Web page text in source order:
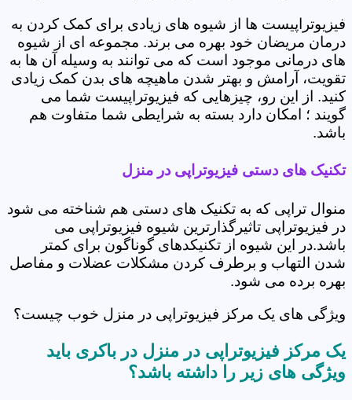
فیزیوتراپیست ها از شیوه های زیادی برای کمک کردن به
درمان مریضان خود بهره می برند. مجموعه ای از شیوه
های درمانی موجود است که می توانند به وسیله آن ها به
تقویت، آرامش و بهتر شدن ماهیچه های بدن کمک زیادی
کنید. از این رو، چیزهایی که فیزیوتراپیست شما می
گویند ؛ امکان دارد بسته به شرایطی شما متفاوت هم
باشد.
تکنیک های دستی فیزیوتراپی در منزل
منوال تراپی که به تکنیک های دستی هم شناخته می شود
در فیزیوتراپی تاثیرگذارترین شیوه فیزیوتراپی می
باشد.در این شیوه از تکنیکدهای گوناگون برای کمتر
شدن التهاب و برطرف کردن مشکلات عضلات و مفاصل
بهره برده می شود.
ویژگی های یک مرکز فیزیوتراپی در منزل خوب چیست؟
یک مرکز فیزیوتراپی در منزل در باکری باید
ویژگی های زیر را داشته باشد؟